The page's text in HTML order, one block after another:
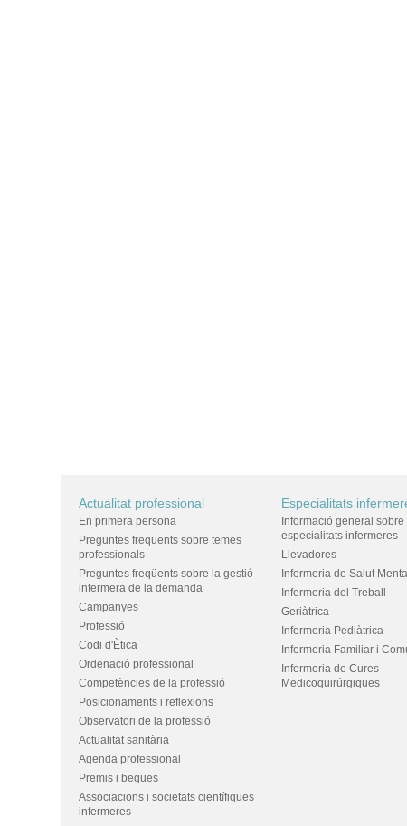
Actualitat professional
En primera persona
Preguntes freqüents sobre temes
professionals
Preguntes freqüents sobre la gestió
infermera de la demanda
Campanyes
Professió
Codi d'Ètica
Ordenació professional
Competències de la professió
Posicionaments i reflexions
Observatori de la professió
Actualitat sanitària
Agenda professional
Premis i beques
Associacions i societats científiques
infermeres
Especialitats
Informació general sobre
especialitats infermeres
Llevadores
Infermeria de Salut Mental
Infermeria del Treball
Geriàtrica
Infermeria Pediàtrica
Infermeria Familiar i
Infermeria de Cures
Medicoquirúrgiques